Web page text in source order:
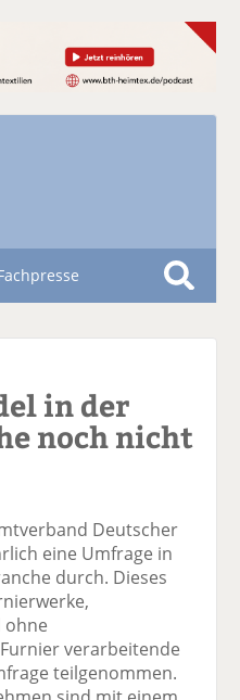
S
in der
noch nicht
Deutscher
eine Umfrage in
durch. Dieses
ohne
verarbeitende
teilgenommen.